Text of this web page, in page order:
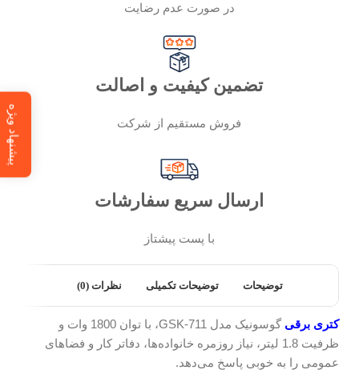
در صورت عدم رضایت
تضمین کیفیت و اصالت
فروش مستقیم از شرکت
ارسال سریع سفارشات
با پست پیشتاز
توضیحات توضیحات تکمیلی نظرات (0)
کتری برقی
گوسونیک مدل GSK-711، با توان 1800 وات و
ظرفیت 1.8 لیتر، نیاز روزمره خانواده‌ها، دفاتر کار و فضاهای
عمومی را به خوبی پاسخ می‌دهد.
پیشنهاد ویژه